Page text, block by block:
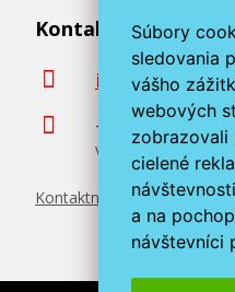
Súbory
sledovania
vášho
webových
zobrazovali
cielené
a na
návštevníci
Kontaktujte nás
+420 377 222
Volajte v pracovné
Kontaktné údaje